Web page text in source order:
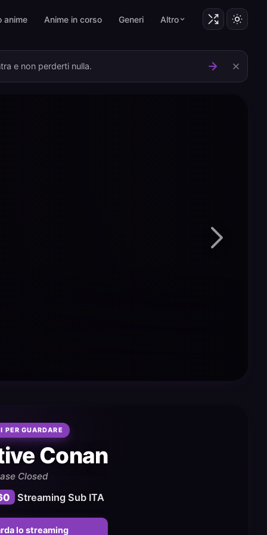
anime Anime in corso Generi Altro
e non perderti nulla.
PER GUARDARE
Conan
Closed
Streaming Sub ITA
lo streaming